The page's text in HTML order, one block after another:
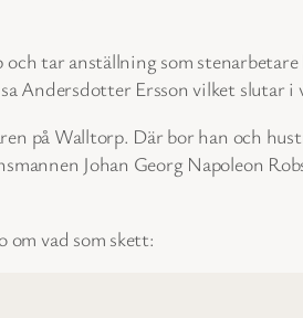
tar anställning som
Andersdotter Ersson vilket slutar i
på Walltorp. Där bor han och
Johan Georg Napoleon
om vad som skett: